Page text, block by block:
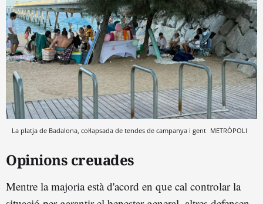
La platja de Badalona, col·lapsada de tendes de campanya i gent METRÒPOLI
Opinions creuades
Mentre la majoria està d'acord en que cal controlar la